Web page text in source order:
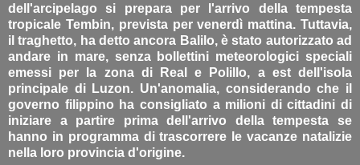
dell'arcipelago si prepara per l'arrivo della tempesta
tropicale Tembin, prevista per venerdì mattina. Tuttavia,
il traghetto, ha detto ancora Balilo, è stato autorizzato ad
andare in mare, senza bollettini meteorologici speciali
emessi per la zona di Real e Polillo, a est dell'isola
principale di Luzon. Un'anomalia, considerando che il
governo filippino ha consigliato a milioni di cittadini di
iniziare a partire prima dell'arrivo della tempesta se
hanno in programma di trascorrere le vacanze natalizie
nella loro provincia d'origine.